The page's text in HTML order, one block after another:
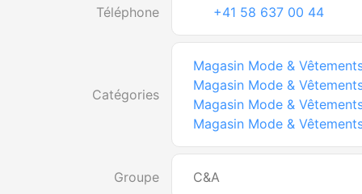
Téléphone +41 58 637 00 44
Catégories
Magasin Mode &
Magasin Mode &
Magasin Mode &
Magasin Mode &
Groupe C&A